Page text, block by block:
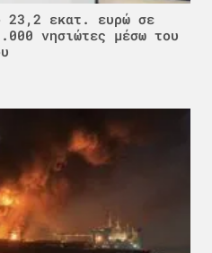
23,2 εκατ. ευρώ σε
νησιώτες μέσω του